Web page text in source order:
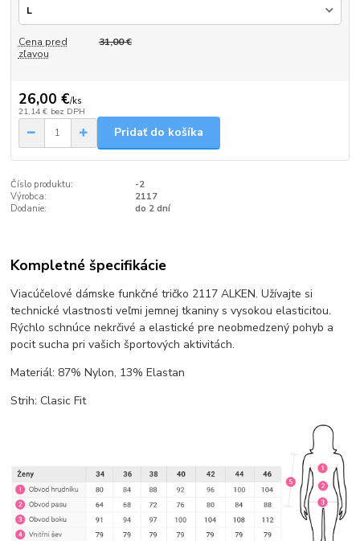
Cena pred
zľavou
31,00 €
26,00 €/ks
21,14 € bez DPH
Pridať do košíka
Číslo produktu:
-2
Výrobca:
2117
Dodanie:
do 2 dní
Kompletné špecifikácie
Viacúčelové dámske funkčné tričko 2117 ALKEN. Užívajte si
technické vlastnosti veľmi jemnej tkaniny s vysokou elasticitou.
Rýchlo schnúce nekrčivé a elastické pre neobmedzený pohyb a
pocit sucha pri vašich športových aktivitách.
Materiál: 87% Nylon, 13% Elastan
Strih: Clasic Fit